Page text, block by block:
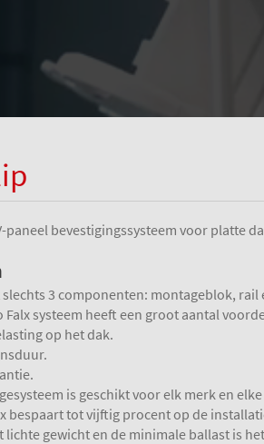
paneel bevestigingssysteem voor platte
slechts 3 componenten: montageblok,
Falx systeem heeft een groot aantal
op het dak.
is geschikt voor elk merk en
bespaart tot vijftig procent op de
lichte gewicht en de minimale ballast is